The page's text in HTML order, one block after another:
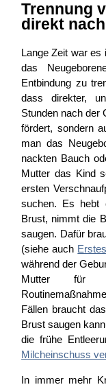
Trennung
direkt
Lange Zeit war es
das
Entbindung zu
dass direkter,
Stunden nach der
fördert, sondern
man das
nackten Bauch
Mutter das Kind
ersten
suchen. Es hebt
Brust, nimmt die
saugen. Dafür
(siehe auch
während der
Mutter für
Fällen braucht
Brust saugen
die frühe
Milcheinschuss
In immer mehr